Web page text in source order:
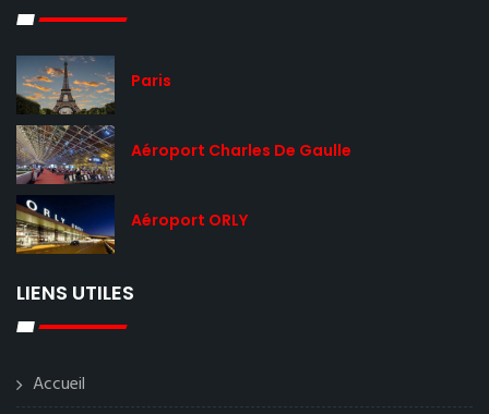
Paris
Aéroport Charles De Gaulle
Aéroport ORLY
LIENS UTILES
Accueil